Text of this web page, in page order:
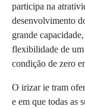
participa na
desenvolvimento
grande
flexibilidade de um
condição de zero
O irizar ie tram
e em que todas as